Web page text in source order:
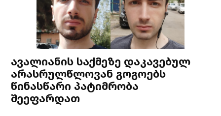
ავალიანის საქმეზე დაკავებულ
არასრულწლოვან გოგოებს
წინასწარი პატიმრობა
შეეფარდათ